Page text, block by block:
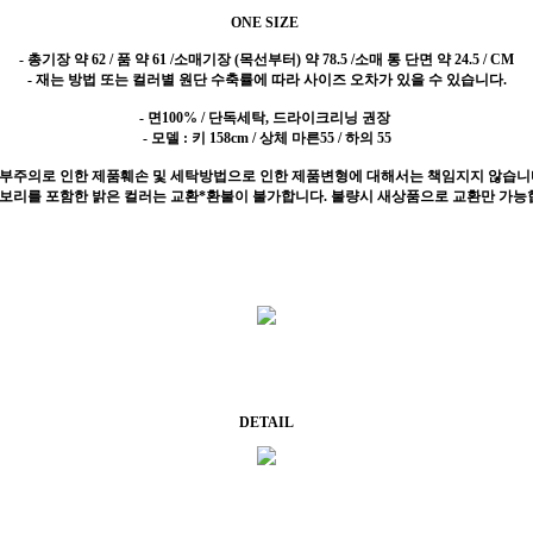
ONE SIZE
- 총기장 약 62 / 품 약 61 /소매기장 (목선부터) 약 78.5 /소매 통 단면 약 24.5 / CM
- 재는 방법 또는 컬러별 원단 수축률에 따라 사이즈 오차가 있을 수 있습니다.
- 면100% / 단독세탁, 드라이크리닝 권장
- 모델 : 키 158cm / 상체 마른55 / 하의 55
주의로 인한 제품훼손 및 세탁방법으로 인한 제품변형에 대해서는 책임지지 않습니
리를 포함한 밝은 컬러는 교환*환불이 불가합니다. 불량시 새상품으로 교환만 가능
DETAIL